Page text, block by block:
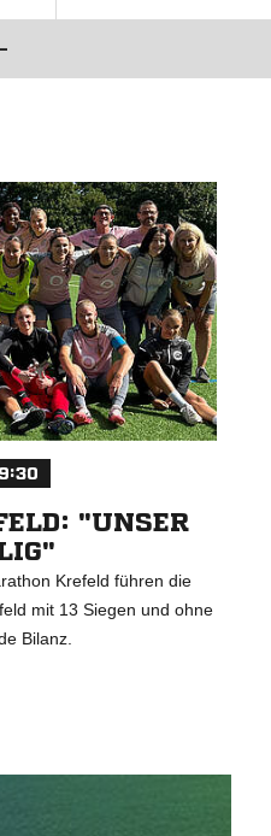
"UNSER
Krefeld führen die
mit 13 Siegen und ohne
Bilanz.